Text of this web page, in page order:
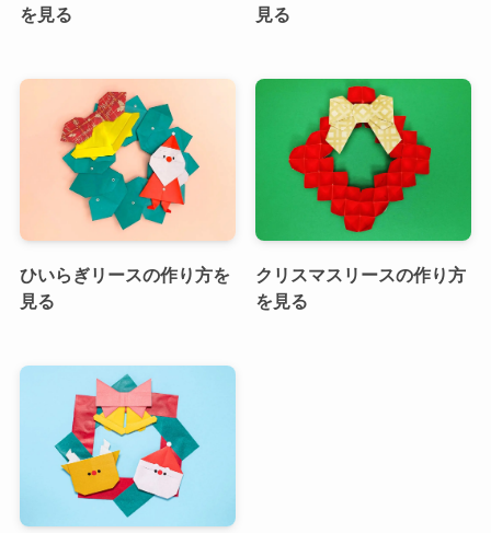
を見る
見る
ひいらぎリースの作り方を
見る
クリスマスリースの作り方
を見る